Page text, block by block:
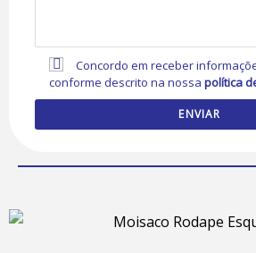
Concordo em receber
conforme descrito na nossapolítica